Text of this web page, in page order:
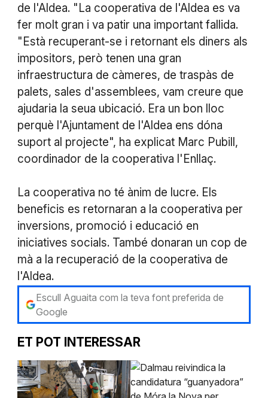
de l'Aldea. "La cooperativa de l'Aldea es va
fer molt gran i va patir una important fallida.
"Està recuperant-se i retornant els diners als
impositors, però tenen una gran
infraestructura de càmeres, de traspàs de
palets, sales d'assemblees, vam creure que
ajudaria la seua ubicació. Era un bon lloc
perquè l'Ajuntament de l'Aldea ens dóna
suport al projecte", ha explicat Marc Pubill,
coordinador de la cooperativa l'Enllaç.
La cooperativa no té ànim de lucre. Els
beneficis es retornaran a la cooperativa per
inversions, promoció i educació en
iniciatives socials. També donaran un cop de
mà a la recuperació de la cooperativa de
l'Aldea.
Escull Aguaita com la teva font preferida de
Google
ET POT INTERESSAR